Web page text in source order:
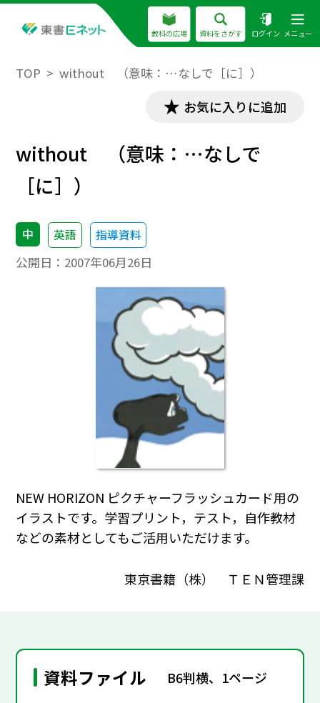
教科の広場 資料をさがす ログイン メニュー
TOP without （意味：…なしで［に］）
お気に入りに追加
without （意味：…なしで
［に］）
中 英語 指導資料
公開日： 2007年06月26日
NEW HORIZON ピクチャーフラッシュカード用の
イラストです。学習プリント，テスト，自作教材
などの素材としてもご活用いただけます。
東京書籍（株） ＴＥＮ管理課
資料ファイル B6判横、1ページ